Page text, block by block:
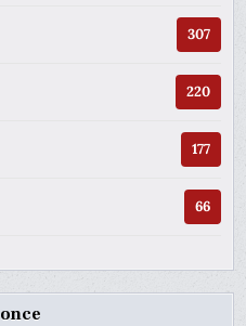
307
220
177
66